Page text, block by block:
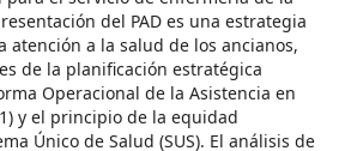
del PAD es una estrategia
atención a la salud de los ancianos,
de la planificación estratégica
Operacional de la Asistencia en
y el principio de la equidad
Único de Salud (SUS). El análisis de